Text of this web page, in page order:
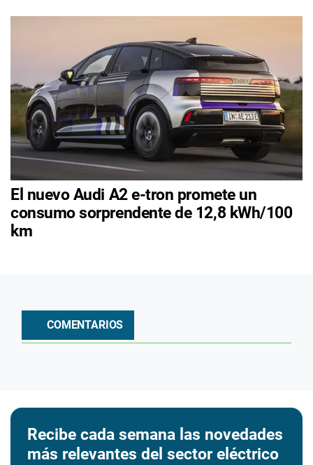
El nuevo Audi A2 e-tron promete un
consumo sorprendente de 12,8 kWh/100
km
COMENTARIOS
Recibe cada semana las novedades
más relevantes del sector eléctrico